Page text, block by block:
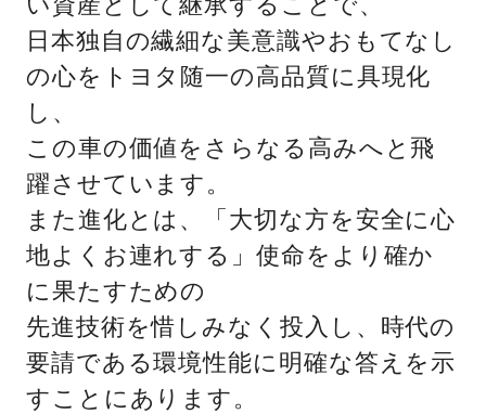
日本独自の繊細な美意識やおもてなし
の心をトヨタ随一の高品質に具現化
し、
この車の価値をさらなる高みへと飛
躍させています。
また進化とは、「大切な方を安全に心
地よくお連れする」使命をより確か
に果たすための
先進技術を惜しみなく投入し、時代の
要請である環境性能に明確な答えを示
すことにあります。